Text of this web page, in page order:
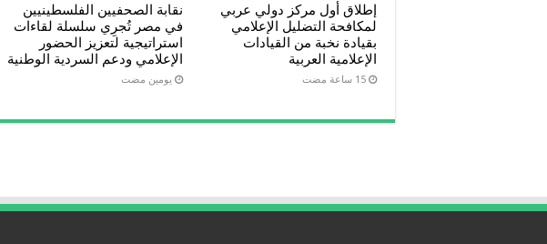
إطلاق أول مركز دولي عربي
لمكافحة التضليل الإعلامي
بقيادة نخبة من القيادات
الإعلامية العربية
نقابة الصحفيين الفلسطينيين
في مصر تُجرِي سلسلة لقاءات
استراتيجية لتعزيز الحضور
الإعلامي ودعم السردية الوطنية
‏يومين مضت